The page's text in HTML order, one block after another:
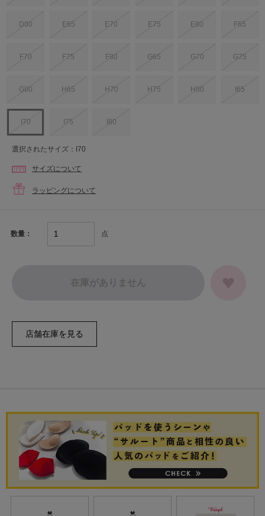
D80 E65 E70 E75 E80 F65
F70 F75 F80 G65 G70 G75
G80 H65 H70 H75 H80 I65
I70 I75 I80
選択されたサイズ：I70
サイズについて
ラッピングについて
数量： 点
在庫がありません